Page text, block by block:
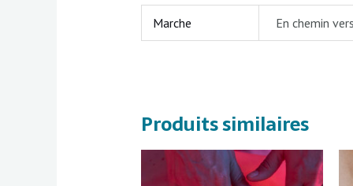
Marche En chemin
Produits similaires
Ce
produit